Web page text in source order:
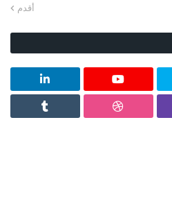
أقدم